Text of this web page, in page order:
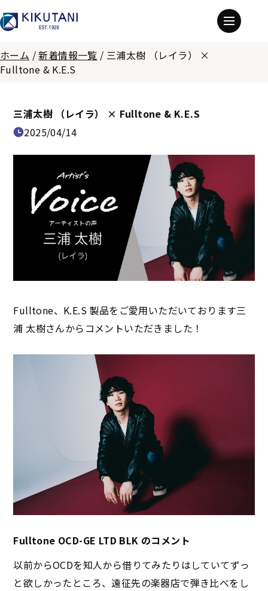
ホーム /新着情報一覧 / 三浦太樹 （レイラ） ×
Fulltone & K.E.S
三浦太樹 （レイラ） × Fulltone & K.E.S
2025/04/14
Fulltone、K.E.S 製品をご愛用いただいております三
浦 太樹さんからコメントいただきました！
Fulltone OCD-GE LTD BLK のコメント
以前からOCDを知人から借りてみたりはしていてずっ
と欲しかったところ、遠征先の楽器店で弾き比べをし